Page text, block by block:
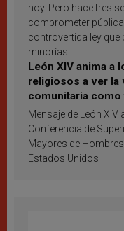
hoy. Pero hace tres
comprometer
controvertida ley que
minorías.
León XIV anima a
religiosos a ver la
comunitaria como
inspiración y
Mensaje de León XIV
Conferencia de
Mayores de
Estados Unidos